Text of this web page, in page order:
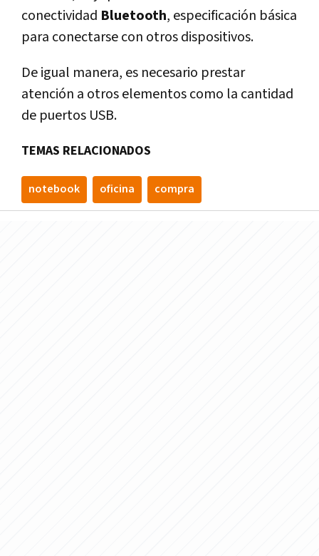
conectividad Bluetooth, especificación básica
para conectarse con otros dispositivos.
De igual manera, es necesario prestar
atención a otros elementos como la cantidad
de puertos USB.
TEMAS RELACIONADOS
notebook oficina compra